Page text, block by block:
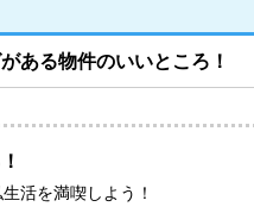
ある物件のいいところ！
活を満喫しよう！